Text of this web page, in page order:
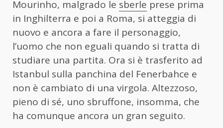
Mourinho, malgrado le sberle prese prima
in Inghilterra e poi a Roma, si atteggia di
nuovo e ancora a fare il personaggio,
l’uomo che non eguali quando si tratta di
studiare una partita. Ora si è trasferito ad
Istanbul sulla panchina del Fenerbahce e
non è cambiato di una virgola. Altezzoso,
pieno di sé, uno sbruffone, insomma, che
ha comunque ancora un gran seguito.